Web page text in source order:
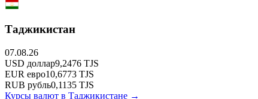
Таджикистан
07.08.26
USD доллар9,2476 TJS
EUR евро10,6773 TJS
RUB рубль0,1135 TJS
Курсы валют в Таджикистане →